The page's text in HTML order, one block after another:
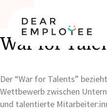
War for
Der “War for Talents”
Wettbewerb zwischen
und talentierte